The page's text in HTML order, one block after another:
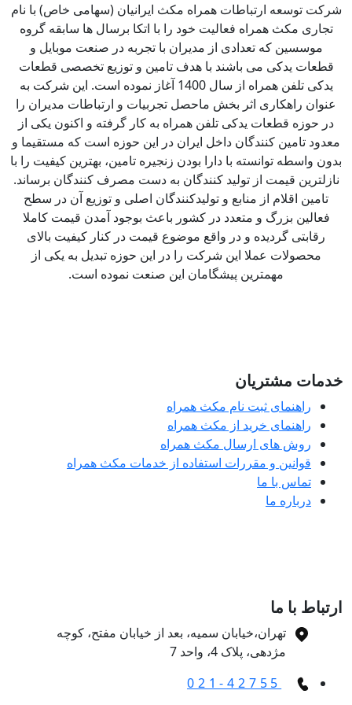
توسعه ارتباطات همراه مکث ایرانیان (سهامی خاص) با نام
مکث همراه فعالیت خود را با اتکا برسال ها سابقه گروه
موسسین که تعدادی از مدیران با تجربه در صنعت موبایل و
یدکی می باشند با هدف تامین و توزیع تخصصی قطعات
یدکی تلفن همراه از سال 1400 آغاز نموده است. این شرکت به
راهکاری اثر بخش ماحصل تجربیات و ارتباطات مدیران را
حوزه قطعات یدکی تلفن همراه به کار گرفته و اکنون یکی از
تامین کنندگان داخل ایران در این حوزه است که مستقیما و
واسطه توانسته با دارا بودن زنجیره تامین، بهترین کیفیت را با
قیمت از تولید کنندگان به دست مصرف کنندگان برساند.
تامین اقلام از منابع و تولیدکنندگان اصلی و توزیع آن در سطح
فعالین بزرگ و متعدد در کشور باعث بوجود آمدن قیمت کاملا
رقابتی گردیده و در واقع موضوع قیمت در کنار کیفیت بالای
محصولات عملا این شرکت را در این حوزه تبدیل به یکی از
مهمترین پیشگامان این صنعت نموده است.
مشتریان
راهنمای ثبت نام مکث همراه
راهنمای خرید از مکث همراه
روش های ارسال مکث همراه
قوانین و مقررات استفاده از خدمات مکث همراه
تماس با ما
درباره ما
با ما
تهران،خیابان سمیه، بعد از خیابان مفتح، کوچه
مژدهی، پلاک 4، واحد 7
021-42755